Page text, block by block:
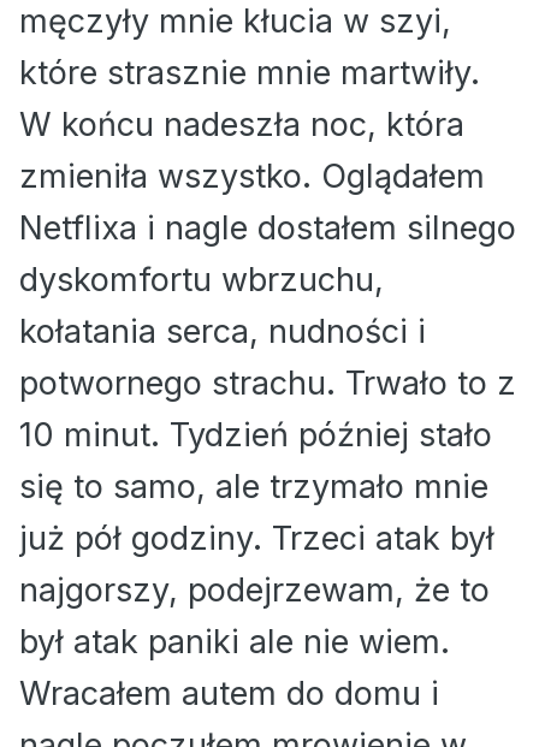
męczyły mnie kłucia w szyi,
które strasznie mnie martwiły.
W końcu nadeszła noc, która
zmieniła wszystko. Oglądałem
Netflixa i nagle dostałem silnego
dyskomfortu wbrzuchu,
kołatania serca, nudności i
potwornego strachu. Trwało to z
10 minut. Tydzień później stało
się to samo, ale trzymało mnie
już pół godziny. Trzeci atak był
najgorszy, podejrzewam, że to
był atak paniki ale nie wiem.
Wracałem autem do domu i